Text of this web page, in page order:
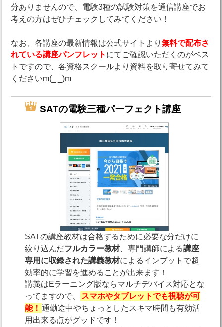
分ありませんので、電験3種の試験対策を通信講座でお
考えの方はぜひチェックしてみてください！
なお、各講座の最新情報は公式サイトより無料で配布さ
れている講座パンフレット にてご確認いただくのがベス
トですので、各資格スクールより資料を取り寄せてみて
くださいm(_ _)m
SATの電験三種パーフェクト講座
SATの講座教材は合格するために必要な分だけに
絞り込んだフルカラー教材、専門講師による講座
専用に収録された講義教材によるインプットで超
効率的に学習を進めることが出来ます！
講義はEラーニング版ならマルチデバイス対応とな
ってますので、
スマホやタブレットでも視聴が可
能！ 通勤途中やちょっとしたスキマ時間も有効活
用出来る点がグッドです！